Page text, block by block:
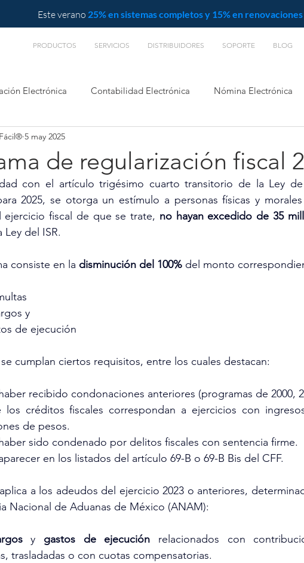
Este verano 25% en sistemas completos y 15% en renovaciones
PRODUCTOS SERVICIOS DISTRIBUIDORES SOPORTE BLOG
Electrónica Contabilidad Electrónica Nómina Electrónica
XML
de regularización fiscal
5 may 2025
con el artículo trigésimo cuarto transitorio de la Ley
2025, se otorga un estímulo a personas físicas y
ejercicio fiscal de que se trate, no hayan excedido de 35
del ISR.
consiste en la disminución del 100% del monto
y
de ejecución
cumplan ciertos requisitos, entre los cuales destacan:
recibido condonaciones anteriores (programas de 2000,
los créditos fiscales correspondan a ejercicios con
de pesos.
sido condenado por delitos fiscales con sentencia firme.
en los listados del artículo 69-B o 69-B Bis del CFF.
a los adeudos del ejercicio 2023 o anteriores,
Nacional de Aduanas de México (ANAM):
y gastos de ejecución relacionados con
trasladadas o con cuotas compensatorias.